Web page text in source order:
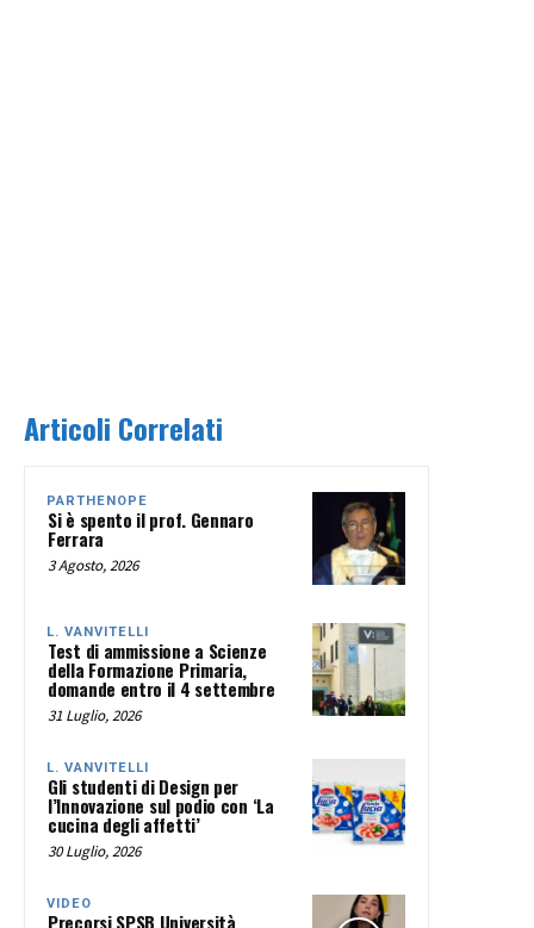
Articoli Correlati
PARTHENOPE
Si è spento il prof. Gennaro
Ferrara
3 Agosto, 2026
L. VANVITELLI
Test di ammissione a Scienze
della Formazione Primaria,
domande entro il 4 settembre
31 Luglio, 2026
L. VANVITELLI
Gli studenti di Design per
l’Innovazione sul podio con ‘La
cucina degli affetti’
30 Luglio, 2026
VIDEO
Precorsi SPSB Università